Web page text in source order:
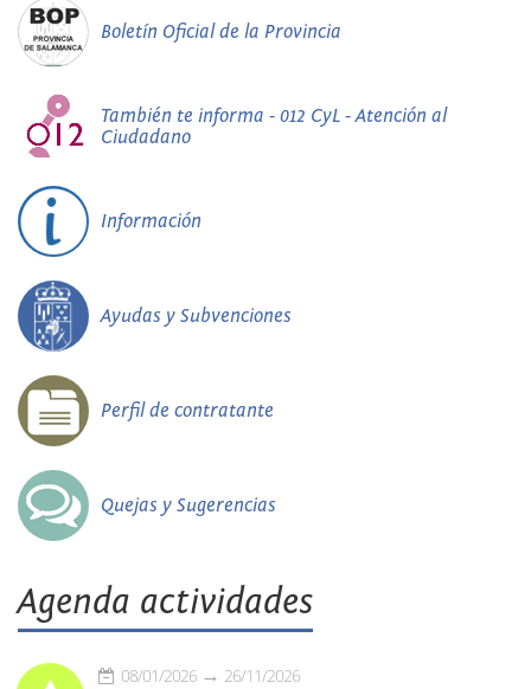
Boletín Oficial de la Provincia
También te informa - 012 CyL - Atención al
Ciudadano
Información
Ayudas y Subvenciones
Perfil de contratante
Quejas y Sugerencias
Agenda actividades
08/01/2026 26/11/2026